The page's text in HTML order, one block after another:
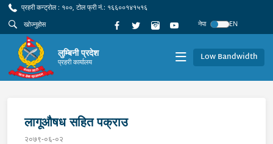
प्रहरी कन्ट्रोल : १००, टोल फ्री नं.: १६६००१४१५१६
नेपा
EN
लुम्बिनी प्रदेश
प्रहरी कार्यालय Low Bandwidth
लागूऔषध सहित पक्राउ
२०७९-०६-०२